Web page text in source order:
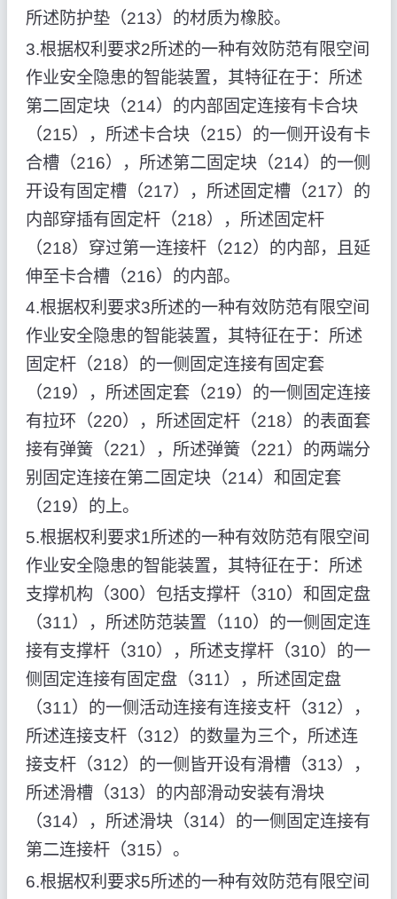
所述防护垫（213）的材质为橡胶。
3.根据权利要求2所述的一种有效防范有限空间
作业安全隐患的智能装置，其特征在于：所述
第二固定块（214）的内部固定连接有卡合块
（215），所述卡合块（215）的一侧开设有卡
合槽（216），所述第二固定块（214）的一侧
开设有固定槽（217），所述固定槽（217）的
内部穿插有固定杆（218），所述固定杆
（218）穿过第一连接杆（212）的内部，且延
伸至卡合槽（216）的内部。
4.根据权利要求3所述的一种有效防范有限空间
作业安全隐患的智能装置，其特征在于：所述
固定杆（218）的一侧固定连接有固定套
（219），所述固定套（219）的一侧固定连接
有拉环（220），所述固定杆（218）的表面套
接有弹簧（221），所述弹簧（221）的两端分
别固定连接在第二固定块（214）和固定套
（219）的上。
5.根据权利要求1所述的一种有效防范有限空间
作业安全隐患的智能装置，其特征在于：所述
支撑机构（300）包括支撑杆（310）和固定盘
（311），所述防范装置（110）的一侧固定连
接有支撑杆（310），所述支撑杆（310）的一
侧固定连接有固定盘（311），所述固定盘
（311）的一侧活动连接有连接支杆（312），
所述连接支杆（312）的数量为三个，所述连
接支杆（312）的一侧皆开设有滑槽（313），
所述滑槽（313）的内部滑动安装有滑块
（314），所述滑块（314）的一侧固定连接有
第二连接杆（315）。
6.根据权利要求5所述的一种有效防范有限空间